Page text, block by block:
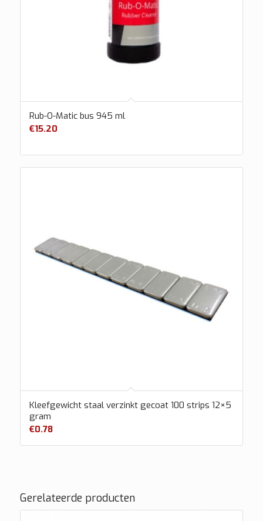
Rub-O-Matic bus 945 ml
€15.20
Kleefgewicht staal verzinkt gecoat 100 strips 12×5
gram
€0.78
Gerelateerde producten